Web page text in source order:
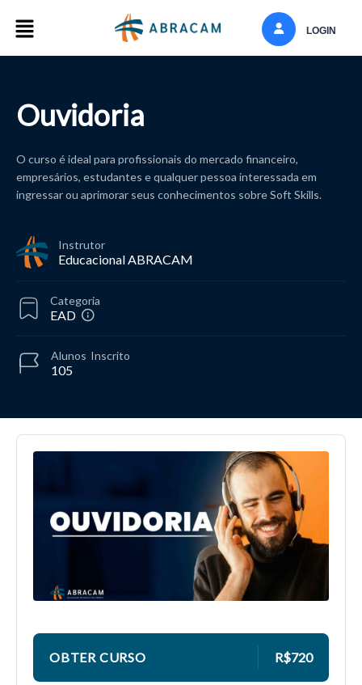
LOGIN
Ouvidoria
O curso é ideal para profissionais do mercado financeiro,
empresários, estudantes e qualquer pessoa interessada em
ingressar ou aprimorar seus conhecimentos sobre Soft Skills.
Instrutor
Educacional ABRACAM
Categoria
EAD
105
Alunos Inscrito
OBTER CURSO R$720